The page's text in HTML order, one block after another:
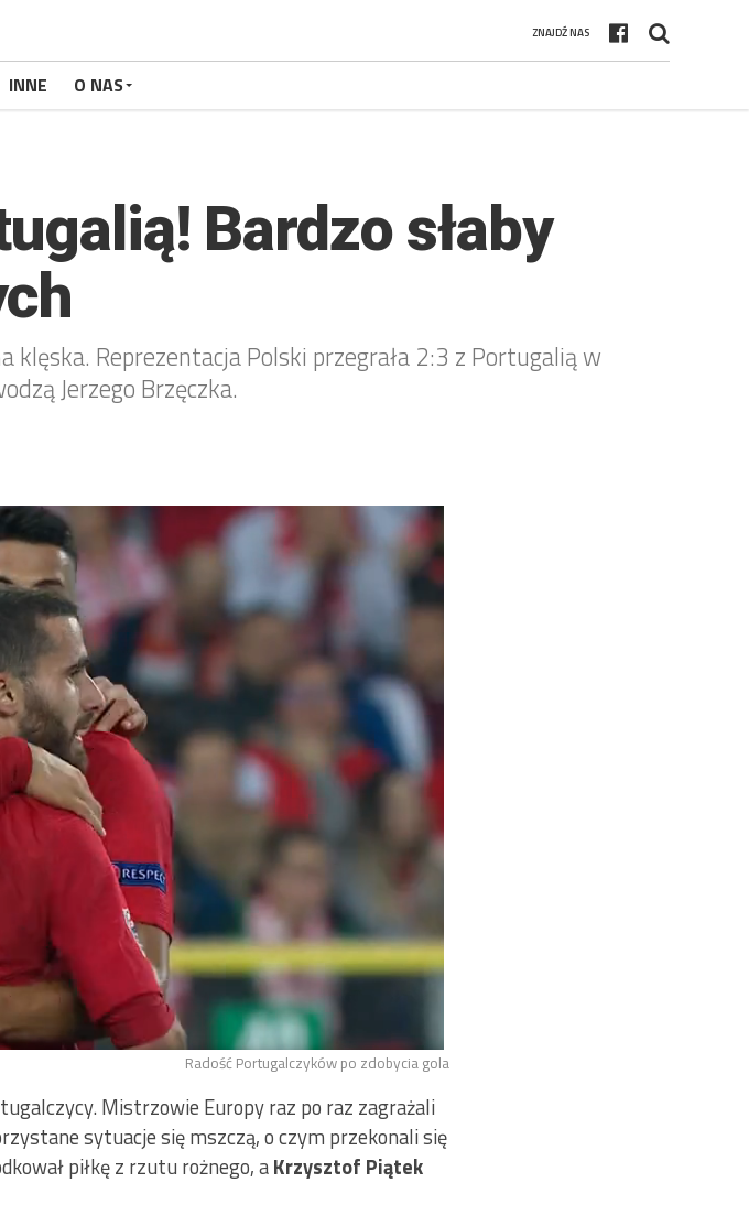
ZNAJDŹ NAS
INNE O NAS
Bardzo słaby
klęska. Reprezentacja Polski przegrała 2:3 z Portugalią w
Jerzego Brzęczka.
Radość Portugalczyków po zdobycia gola
Mistrzowie Europy raz po raz zagrażali
sytuacje się mszczą, o czym przekonali się
piłkę z rzutu rożnego, aKrzysztof Piątek